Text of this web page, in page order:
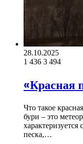
28.10.2025
1 436 3 494
«Красная
Что такое
бури – это
песка,…